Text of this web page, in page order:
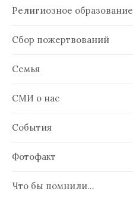
Религиозное образование
Сбор пожертвований
Семья
СМИ о нас
События
Фотофакт
Что бы помнили…